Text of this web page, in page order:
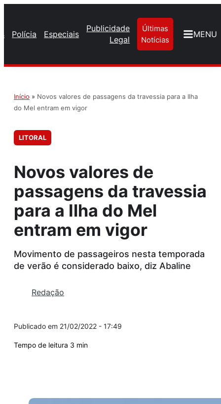
Polícia Especiais
Publicidade
Legal
Últimas
Notícias
MENU
Início » Novos valores de passagens da travessia para a Ilha
do Mel entram em vigor
LITORAL
Novos valores de
passagens da travessia
para a Ilha do Mel
entram em vigor
Movimento de passageiros nesta temporada
de verão é considerado baixo, diz Abaline
Redação
21/02/2022 - 17:49